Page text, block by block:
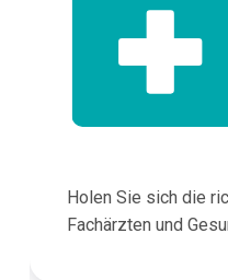
Holen Sie sich die
Fachärzten und